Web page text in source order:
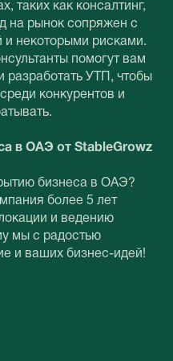
таких как консалтинг,
на рынок сопряжен с
и некоторыми рисками.
помогут вам
разработать УТП, чтобы
конкурентов и
в ОАЭ от StableGrowz
бизнеса в ОАЭ?
более 5 лет
и ведению
мы с радостью
и ваших бизнес-идей!